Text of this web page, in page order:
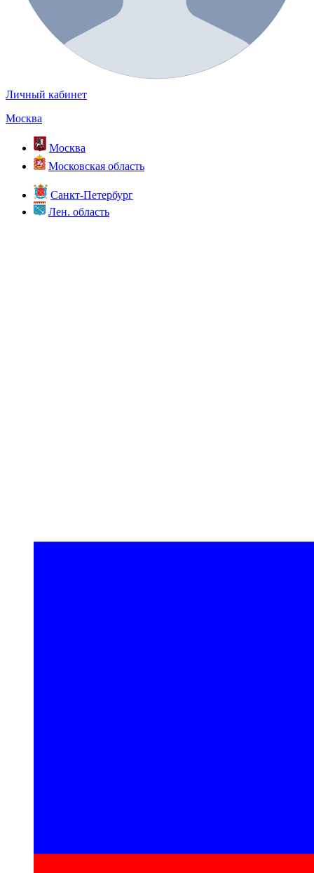
Личный кабинет
Москва
Москва
Московская область
Санкт-Петербург
Лен. область